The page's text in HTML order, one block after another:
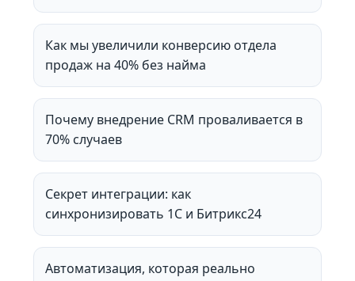
Как мы увеличили конверсию отдела
продаж на 40% без найма
Почему внедрение CRM проваливается в
70% случаев
Секрет интеграции: как
синхронизировать 1С и Битрикс24
Автоматизация, которая реально